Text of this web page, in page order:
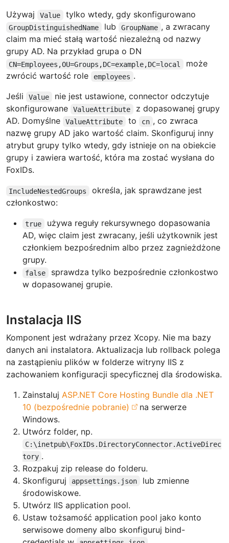
Używaj
Value tylko wtedy, gdy skonfigurowano
GroupDistinguishedName lub GroupName , a zwracany
claim ma mieć stałą wartość niezależną od nazwy
grupy AD. Na przykład grupa o DN
CN=Employees,OU=Groups,DC=example,DC=local
może
zwrócić wartość role
employees .
Jeśli
Value
nie jest ustawione, connector odczytuje
skonfigurowane
ValueAttribute
z dopasowanej grupy
AD. Domyślne
ValueAttribute to cn , co zwraca
nazwę grupy AD jako wartość claim. Skonfiguruj inny
atrybut grupy tylko wtedy, gdy istnieje on na obiekcie
grupy i zawiera wartość, która ma zostać wysłana do
FoxIDs.
IncludeNestedGroups
określa, jak sprawdzane jest
członkostwo:
true
używa reguły rekursywnego dopasowania
AD, więc claim jest zwracany, jeśli użytkownik jest
członkiem bezpośrednim albo przez zagnieżdżone
grupy.
false
sprawdza tylko bezpośrednie członkostwo
w dopasowanej grupie.
Instalacja IIS
Komponent jest wdrażany przez Xcopy. Nie ma bazy
danych ani instalatora. Aktualizacja lub rollback polega
na zastąpieniu plików w folderze witryny IIS z
zachowaniem konfiguracji specyficznej dla środowiska.
Zainstaluj ASP.NET Core Hosting Bundle dla .NET
10 (bezpośrednie pobranie)
na serwerze
Windows.
Utwórz folder, np.
C:\inetpub\FoxIDs.DirectoryConnector.ActiveDirec
tory .
Rozpakuj zip release do folderu.
Skonfiguruj
appsettings.json
lub zmienne
środowiskowe.
Utwórz IIS application pool.
Ustaw tożsamość application pool jako konto
serwisowe domeny albo skonfiguruj bind-